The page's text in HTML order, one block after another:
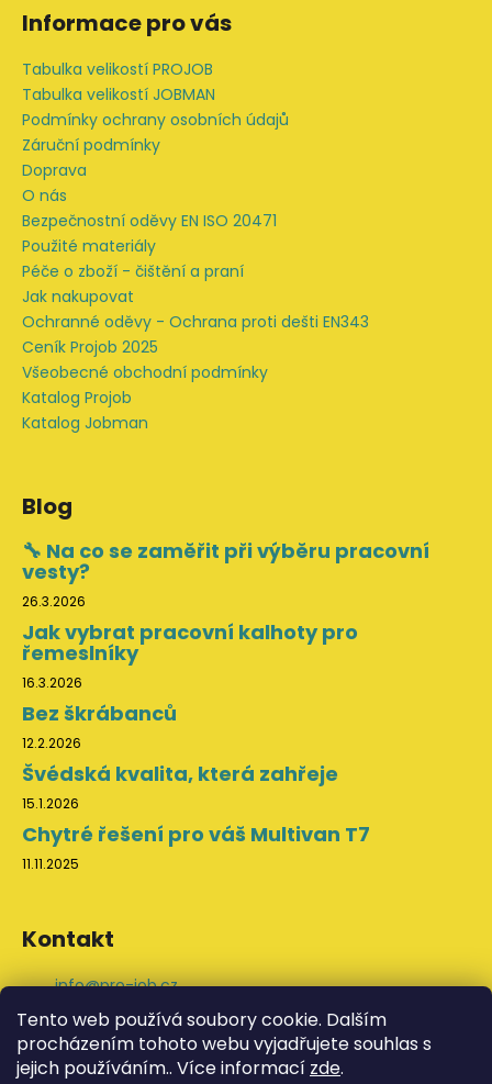
Tento web používá soubory cookie. Dalším
procházením tohoto webu vyjadřujete souhlas s
jejich používáním.. Více informací zde.
Informace pro vás
Tabulka velikostí PROJOB
Tabulka velikostí JOBMAN
Podmínky ochrany osobních údajů
Záruční podmínky
Doprava
O nás
Bezpečnostní oděvy EN ISO 20471
Použité materiály
Péče o zboží - čištění a praní
Jak nakupovat
Ochranné oděvy - Ochrana proti dešti EN343
Ceník Projob 2025
Všeobecné obchodní podmínky
Katalog Projob
Katalog Jobman
Blog
🔧 Na co se zaměřit při výběru pracovní
vesty?
26.3.2026
Jak vybrat pracovní kalhoty pro
řemeslníky
16.3.2026
Bez škrábanců
12.2.2026
Švédská kvalita, která zahřeje
15.1.2026
Chytré řešení pro váš Multivan T7
11.11.2025
Kontakt
info@pro-job.cz
+420 776 202 043
ProJob na Facebooku
svedskeodevy